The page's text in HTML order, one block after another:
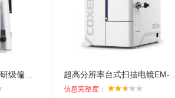
信息完整度：